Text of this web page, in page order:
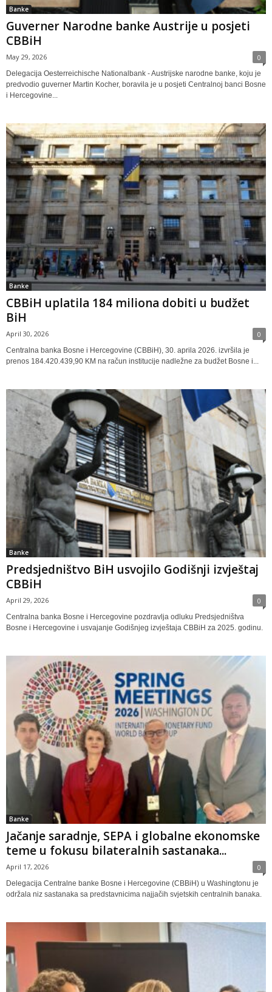
Banke
Guverner Narodne banke Austrije u posjeti
CBBiH
May 29, 2026 0
Delegacija Oesterreichische Nationalbank - Austrijske narodne banke, koju je
predvodio guverner Martin Kocher, boravila je u posjeti Centralnoj banci Bosne
i Hercegovine...
Banke
CBBiH uplatila 184 miliona dobiti u budžet
BiH
April 30, 2026 0
Centralna banka Bosne i Hercegovine (CBBiH), 30. aprila 2026. izvršila je
prenos 184.420.439,90 KM na račun institucije nadležne za budžet Bosne i...
Banke
Predsjedništvo BiH usvojilo Godišnji izvještaj
CBBiH
April 29, 2026 0
Centralna banka Bosne i Hercegovine pozdravlja odluku Predsjedništva
Bosne i Hercegovine i usvajanje Godišnjeg izvještaja CBBiH za 2025. godinu.
Banke
Jačanje saradnje, SEPA i globalne ekonomske
teme u fokusu bilateralnih sastanaka...
April 17, 2026 0
Delegacija Centralne banke Bosne i Hercegovine (CBBiH) u Washingtonu je
održala niz sastanaka sa predstavnicima najjačih svjetskih centralnih banaka.